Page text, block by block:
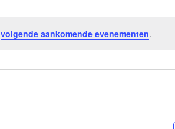
volgende aankomende evenementen.